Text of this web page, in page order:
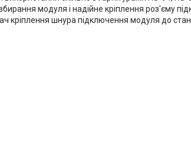
модуля і надійне кріплення роз'єму
кріплення шнура підключення модуля до